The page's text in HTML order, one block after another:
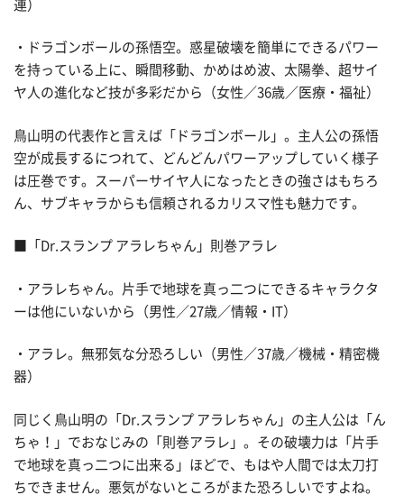
連）
・ドラゴンボールの孫悟空。惑星破壊を簡単にできるパワー
を持っている上に、瞬間移動、かめはめ波、太陽拳、超サイ
ヤ人の進化など技が多彩だから（女性／36歳／医療・福祉）
鳥山明の代表作と言えば「ドラゴンボール」。主人公の孫悟
空が成長するにつれて、どんどんパワーアップしていく様子
は圧巻です。スーパーサイヤ人になったときの強さはもちろ
ん、サブキャラからも信頼されるカリスマ性も魅力です。
■「Dr.スランプ アラレちゃん」則巻アラレ
・アラレちゃん。片手で地球を真っ二つにできるキャラクタ
ーは他にいないから（男性／27歳／情報・IT）
・アラレ。無邪気な分恐ろしい（男性／37歳／機械・精密機
器）
同じく鳥山明の「Dr.スランプ アラレちゃん」の主人公は「ん
ちゃ！」でおなじみの「則巻アラレ」。その破壊力は「片手
で地球を真っ二つに出来る」ほどで、もはや人間では太刀打
ちできません。悪気がないところがまた恐ろしいですよね。